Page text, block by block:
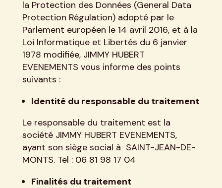
la Protection des Données (General Data
Protection Régulation) adopté par le
Parlement européen le 14 avril 2016, et à la
Loi Informatique et Libertés du 6 janvier
1978 modifiée, JIMMY HUBERT
EVENEMENTS vous informe des points
suivants :
Identité du responsable du traitement
Le responsable du traitement est la
société JIMMY HUBERT EVENEMENTS,
ayant son siège social à SAINT-JEAN-DE-
MONTS. Tel : 06 81 98 17 04
Finalités du traitement